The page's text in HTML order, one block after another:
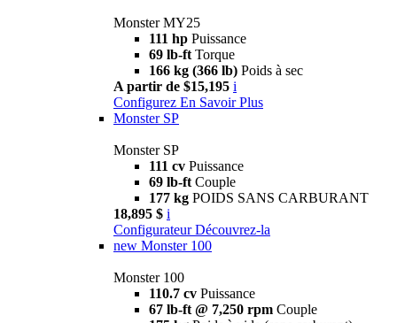
Monster MY25
111 hp Puissance
69 lb-ft Torque
166 kg (366 lb) Poids à sec
A partir de $15,195 i
Configurez En Savoir Plus
Monster SP
Monster SP
111 cv Puissance
69 lb-ft Couple
177 kg POIDS SANS CARBURANT
18,895 $ i
Configurateur Découvrez-la
new Monster 100
Monster 100
110.7 cv Puissance
67 lb-ft @ 7,250 rpm Couple